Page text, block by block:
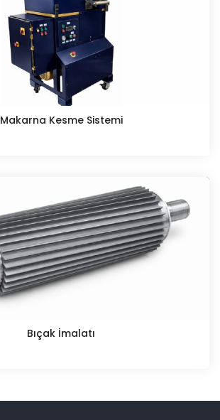
Makarna Kesme Sistemi
Bıçak İmalatı